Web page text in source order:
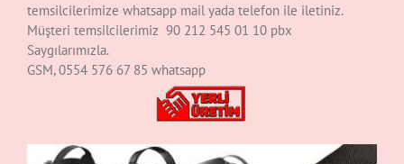
temsilcilerimize whatsapp mail yada telefon ile iletiniz.
Müşteri temsilcilerimiz 90 212 545 01 10 pbx
Saygılarımızla.
GSM, 0554 576 67 85 whatsapp